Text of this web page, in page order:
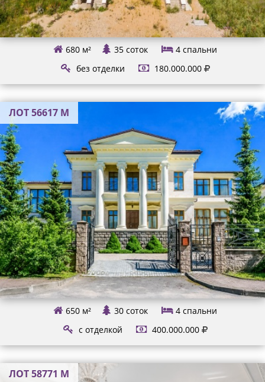
680 м² 35 соток 4 спальни
без отделки
180.000.000
ЛОТ 56617 М
650 м² 30 соток 4 спальни
с отделкой
400.000.000
ЛОТ 58771 М